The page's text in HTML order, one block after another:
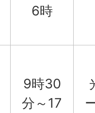
6時
9時30
分～17